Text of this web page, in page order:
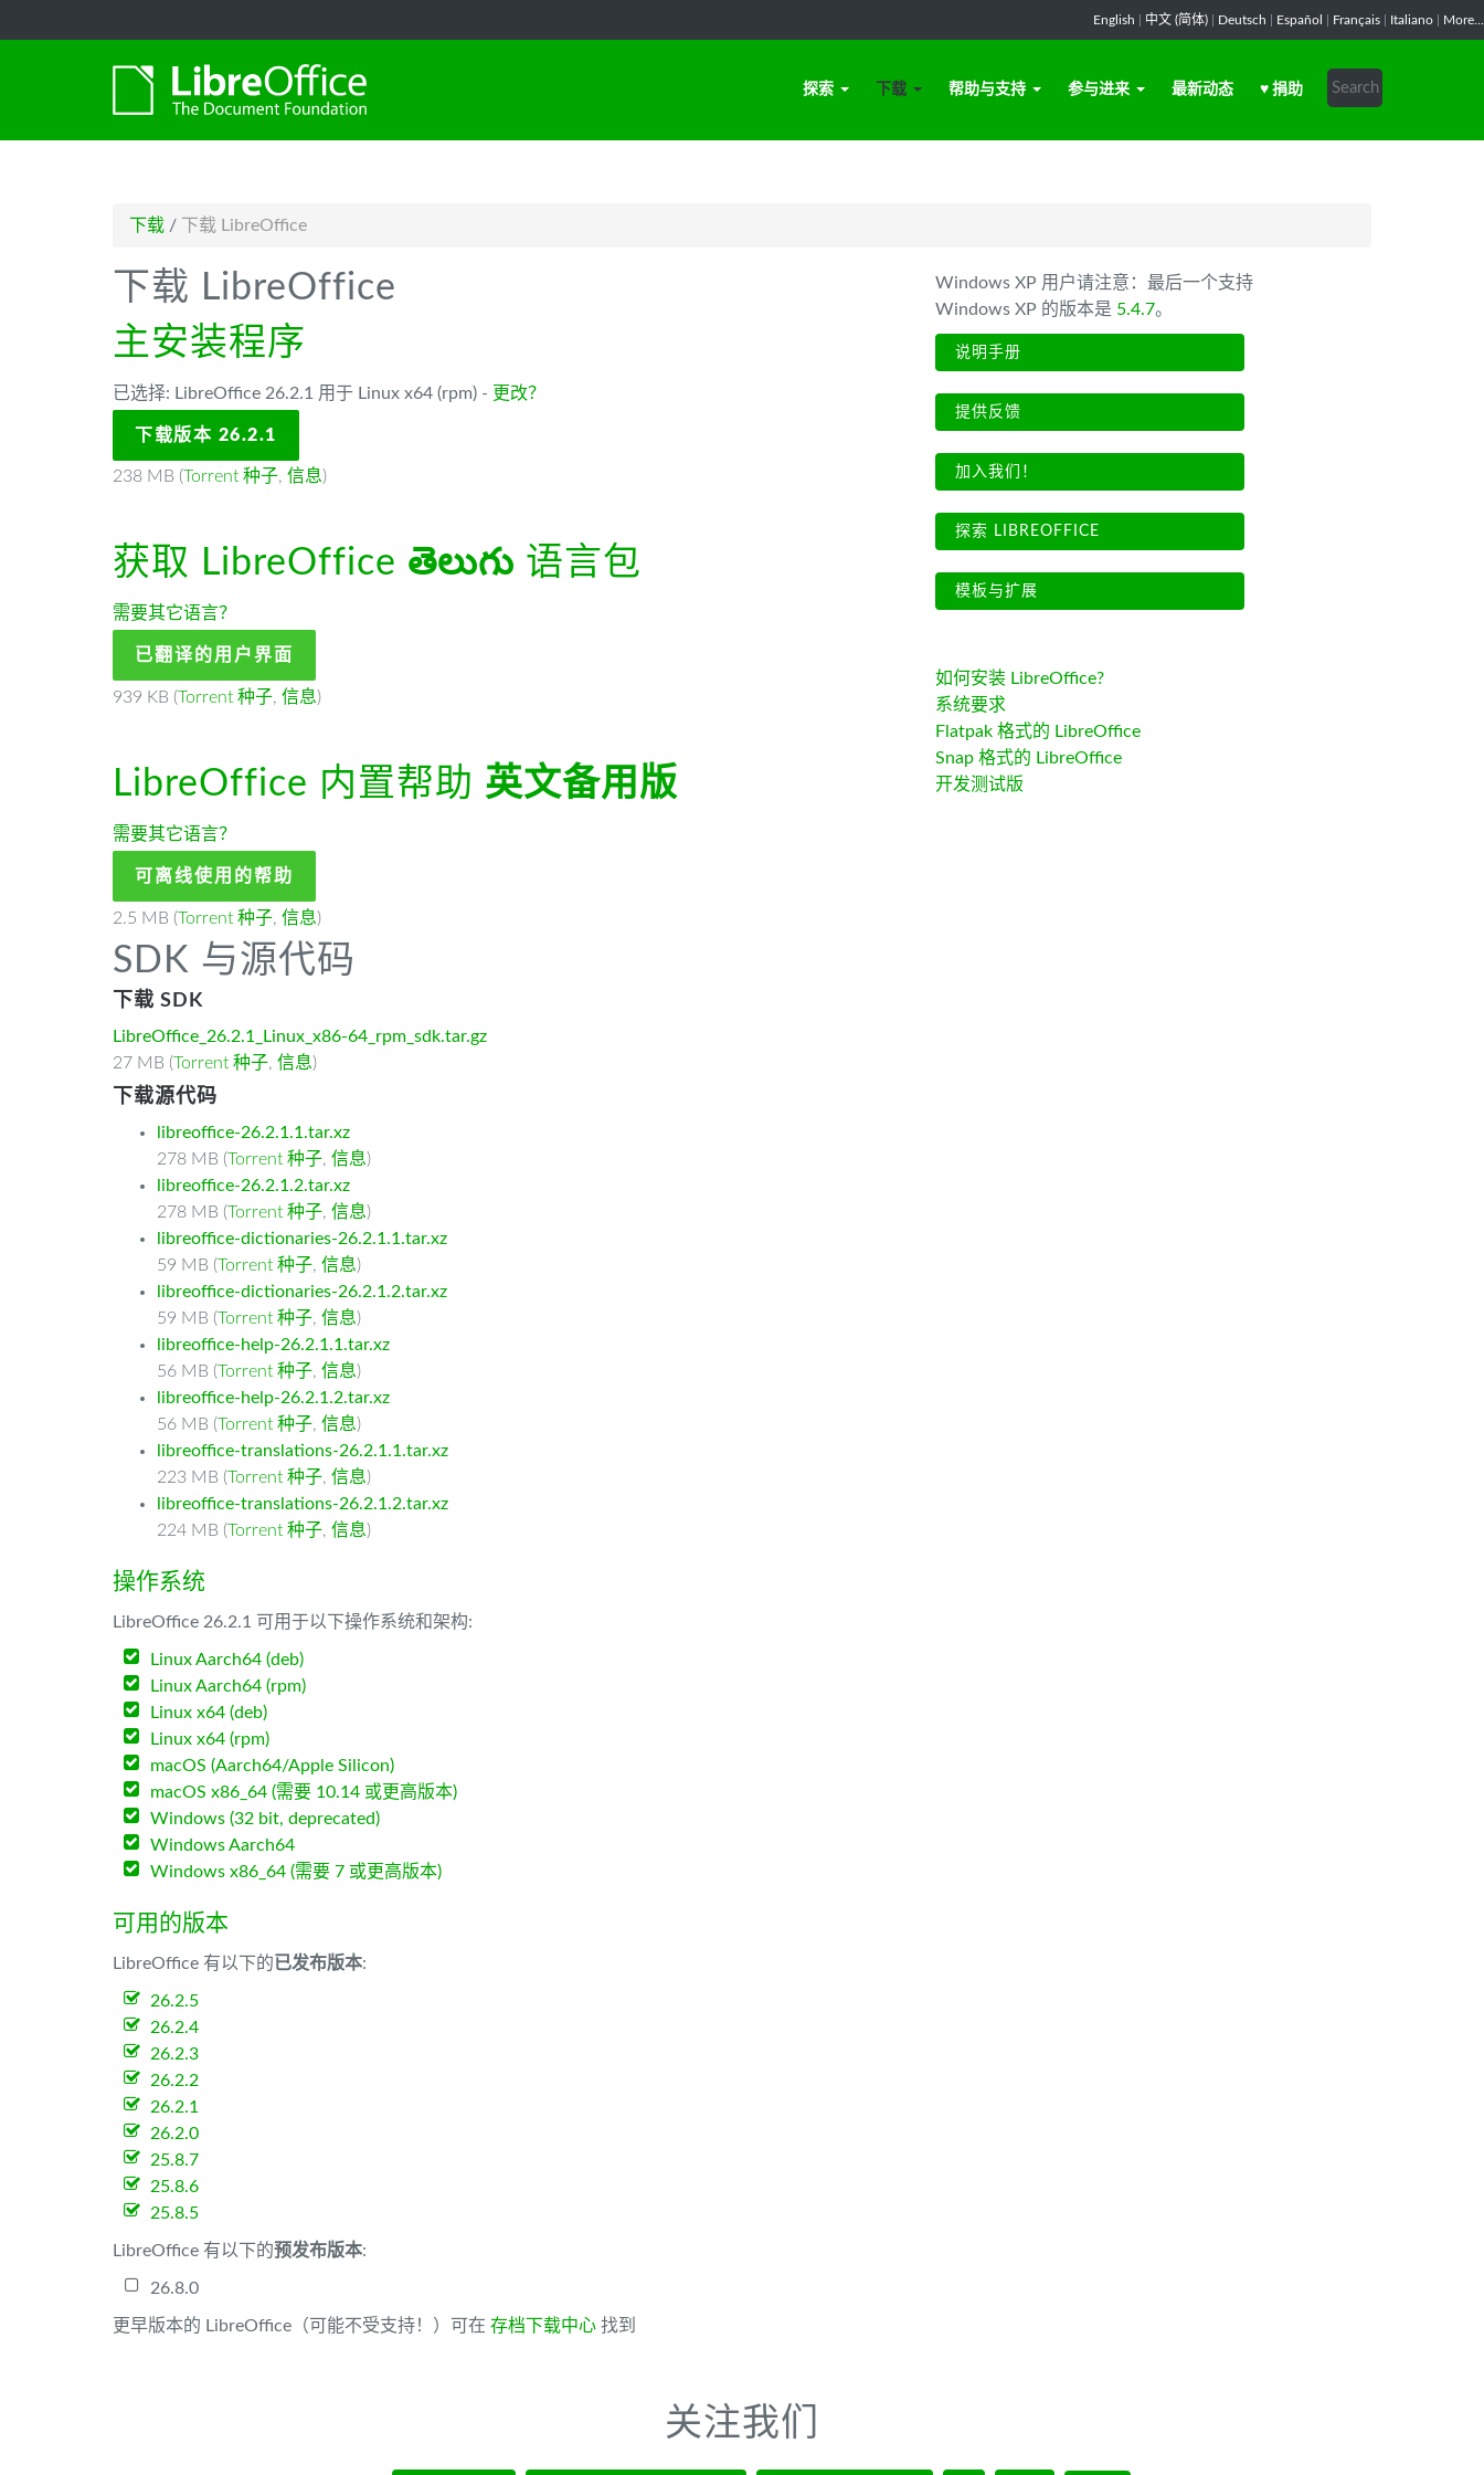
English 中文 (简体) Deutsch Español Français Italiano More...
探索 下载 帮助与支持 参与进来 最新动态 ♥ 捐助
下载 / 下载 LibreOffice
下载 LibreOffice
主安装程序
已选择: LibreOffice 26.2.1 用于 Linux x64 (rpm) - 更改？
下载版本 26.2.1
238 MB (Torrent 种子, 信息)
获取 LibreOffice తెలుగు 语言包
需要其它语言？
已翻译的用户界面
939 KB (Torrent 种子, 信息)
LibreOffice 内置帮助 英文备用版
需要其它语言？
可离线使用的帮助
2.5 MB (Torrent 种子, 信息)
SDK 与源代码
下载 SDK
LibreOffice_26.2.1_Linux_x86-64_rpm_sdk.tar.gz
27 MB (Torrent 种子, 信息)
下载源代码
libreoffice-26.2.1.1.tar.xz
278 MB (Torrent 种子, 信息)
libreoffice-26.2.1.2.tar.xz
278 MB (Torrent 种子, 信息)
libreoffice-dictionaries-26.2.1.1.tar.xz
59 MB (Torrent 种子, 信息)
libreoffice-dictionaries-26.2.1.2.tar.xz
59 MB (Torrent 种子, 信息)
libreoffice-help-26.2.1.1.tar.xz
56 MB (Torrent 种子, 信息)
libreoffice-help-26.2.1.2.tar.xz
56 MB (Torrent 种子, 信息)
libreoffice-translations-26.2.1.1.tar.xz
223 MB (Torrent 种子, 信息)
libreoffice-translations-26.2.1.2.tar.xz
224 MB (Torrent 种子, 信息)
操作系统
LibreOffice 26.2.1 可用于以下操作系统和架构:
Linux Aarch64 (deb)
Linux Aarch64 (rpm)
Linux x64 (deb)
Linux x64 (rpm)
macOS (Aarch64/Apple Silicon)
macOS x86_64 (需要 10.14 或更高版本)
Windows (32 bit, deprecated)
Windows Aarch64
Windows x86_64 (需要 7 或更高版本)
可用的版本
LibreOffice 有以下的已发布版本:
26.2.5
26.2.4
26.2.3
26.2.2
26.2.1
26.2.0
25.8.7
25.8.6
25.8.5
LibreOffice 有以下的预发布版本:
26.8.0
更早版本的 LibreOffice（可能不受支持！）可在 存档下载中心 找到
Windows XP 用户请注意：最后一个支持
Windows XP 的版本是 5.4.7。
说明手册
提供反馈
加入我们！
探索 LIBREOFFICE
模板与扩展
如何安装 LibreOffice?
系统要求
Flatpak 格式的 LibreOffice
Snap 格式的 LibreOffice
开发测试版
关注我们